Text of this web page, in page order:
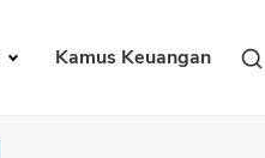
Kamus Keuangan